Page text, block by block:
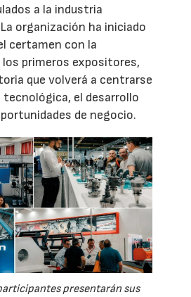
a la industria
organización ha iniciado
certamen con la
primeros expositores,
que volverá a centrarse
el desarrollo
de negocio.
presentarán sus